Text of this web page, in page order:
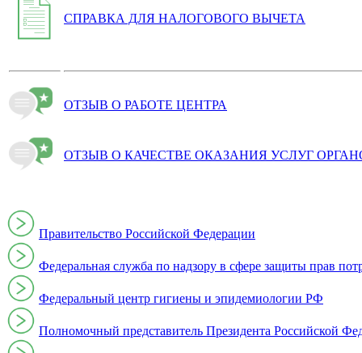
СПРАВКА ДЛЯ НАЛОГОВОГО ВЫЧЕТА
ОТЗЫВ О РАБОТЕ ЦЕНТРА
ОТЗЫВ О КАЧЕСТВЕ ОКАЗАНИЯ УСЛУГ
Правительство Российской Федерации
Федеральная служба по надзору в сфере защиты прав
Федеральный центр гигиены и эпидемиологии РФ
Полномочный представитель Президента Российской